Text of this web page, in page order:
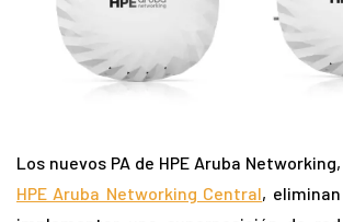
Los nuevos PA de HPE Aruba
HPE Aruba Networking Central,